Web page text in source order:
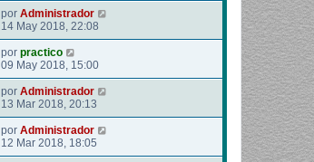
por Administrador
14 May 2018, 22:08
por practico
09 May 2018, 15:00
por Administrador
13 Mar 2018, 20:13
por Administrador
12 Mar 2018, 18:05